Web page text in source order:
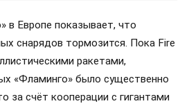
в Европе показывает, что
снарядов тормозится. Пока Fire
ракетами,
«Фламинго» было существенно
за счёт кооперации с гигантами